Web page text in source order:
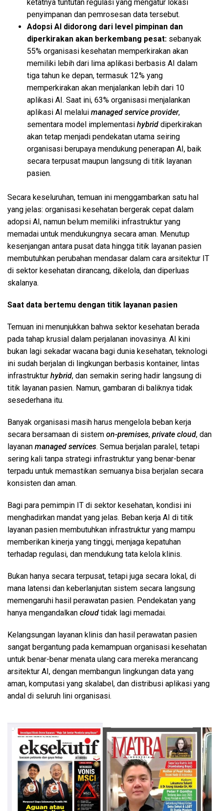
ketatnya tuntutan regulasi yang mengatur lokasi
penyimpanan dan pemrosesan data tersebut.
Adopsi AI didorong dari level pimpinan dan
diperkirakan akan berkembang pesat: sebanyak
55% organisasi kesehatan memperkirakan akan
memiliki lebih dari lima aplikasi berbasis AI dalam
tiga tahun ke depan, termasuk 12% yang
memperkirakan akan menjalankan lebih dari 10
aplikasi AI. Saat ini, 63% organisasi menjalankan
aplikasi AI melalui managed service provider,
sementara model implementasi hybrid diperkirakan
akan tetap menjadi pendekatan utama seiring
organisasi berupaya mendukung penerapan AI, baik
secara terpusat maupun langsung di titik layanan
pasien.
Secara keseluruhan, temuan ini menggambarkan satu hal
yang jelas: organisasi kesehatan bergerak cepat dalam
adopsi AI, namun belum memiliki infrastruktur yang
memadai untuk mendukungnya secara aman. Menutup
kesenjangan antara pusat data hingga titik layanan pasien
membutuhkan perubahan mendasar dalam cara arsitektur IT
di sektor kesehatan dirancang, dikelola, dan diperluas
skalanya.
Saat data bertemu dengan titik layanan pasien
Temuan ini menunjukkan bahwa sektor kesehatan berada
pada tahap krusial dalam perjalanan inovasinya. AI kini
bukan lagi sekadar wacana bagi dunia kesehatan, teknologi
ini sudah berjalan di lingkungan berbasis kontainer, lintas
infrastruktur hybrid, dan semakin sering hadir langsung di
titik layanan pasien. Namun, gambaran di baliknya tidak
sesederhana itu.
Banyak organisasi masih harus mengelola beban kerja
secara bersamaan di sistem on-premises, private cloud, dan
layanan managed services. Semua berjalan paralel, tetapi
sering kali tanpa strategi infrastruktur yang benar-benar
terpadu untuk memastikan semuanya bisa berjalan secara
konsisten dan aman.
Bagi para pemimpin IT di sektor kesehatan, kondisi ini
menghadirkan mandat yang jelas. Beban kerja AI di titik
layanan pasien membutuhkan infrastruktur yang mampu
memberikan kinerja yang tinggi, menjaga kepatuhan
terhadap regulasi, dan mendukung tata kelola klinis.
Bukan hanya secara terpusat, tetapi juga secara lokal, di
mana latensi dan keberlanjutan sistem secara langsung
memengaruhi hasil perawatan pasien. Pendekatan yang
hanya mengandalkan cloud tidak lagi memadai.
Kelangsungan layanan klinis dan hasil perawatan pasien
sangat bergantung pada kemampuan organisasi kesehatan
untuk benar-benar menata ulang cara mereka merancang
arsitektur AI, dengan membangun lingkungan data yang
aman, komputasi yang skalabel, dan distribusi aplikasi yang
andal di seluruh lini organisasi.